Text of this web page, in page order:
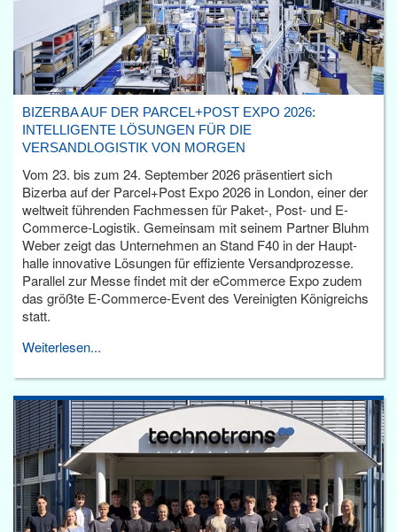
BIZERBA AUF DER PARCEL+POST EXPO 2026:
INTELLIGENTE LÖSUNGEN FÜR DIE
VERSANDLOGISTIK VON MORGEN
Vom 23. bis zum 24. September 2026 präsentiert sich
Bizerba auf der Parcel+Post Expo 2026 in London, einer der
weltweit führenden Fachmessen für Paket-, Post- und E-
Commerce-Logistik. Gemeinsam mit seinem Partner Bluhm
Weber zeigt das Unternehmen an Stand F40 in der Haupt­
halle innovative Lösungen für effiziente Versandprozesse.
Parallel zur Messe findet mit der eCommerce Expo zudem
das größte E-Commerce-Event des Vereinigten Königreichs
statt.
Weiterlesen...